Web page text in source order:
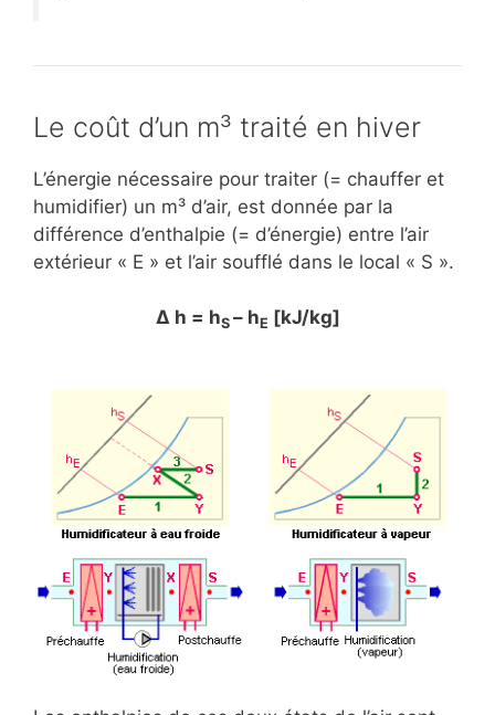
Le coût d’un m³ traité en hiver
L’énergie nécessaire pour traiter (= chauffer et
humidifier) un m³ d’air, est donnée par la
différence d’enthalpie (= d’énergie) entre l’air
extérieur « E » et l’air soufflé dans le local « S ».
Δ h = hS – hE [kJ/kg]